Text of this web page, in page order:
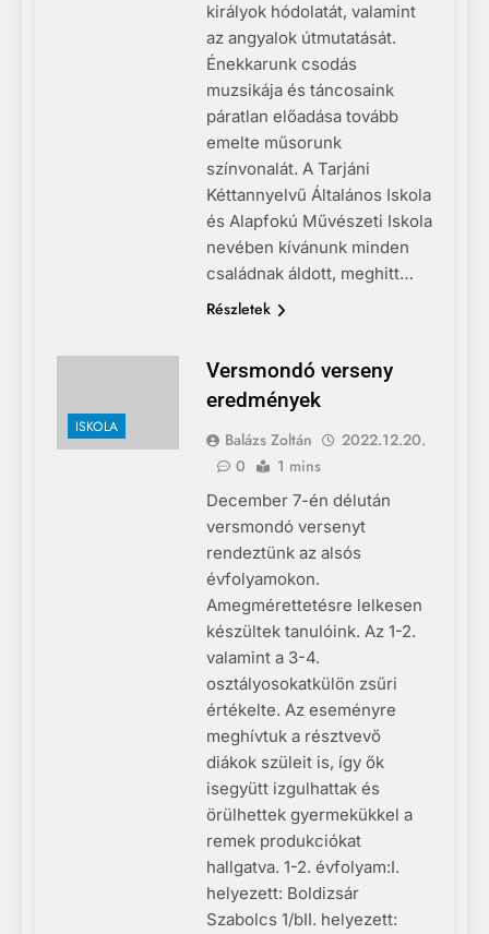
királyok hódolatát, valamint
az angyalok útmutatását.
Énekkarunk csodás
muzsikája és táncosaink
páratlan előadása tovább
emelte műsorunk
színvonalát. A Tarjáni
Kéttannyelvű Általános Iskola
és Alapfokú Művészeti Iskola
nevében kívánunk minden
családnak áldott, meghitt…
Részletek
ISKOLA
Versmondó verseny
eredmények
Balázs Zoltán
2022.12.20.
0
1 mins
December 7-én délután
versmondó versenyt
rendeztünk az alsós
évfolyamokon.
Amegmérettetésre lelkesen
készültek tanulóink. Az 1-2.
valamint a 3-4.
osztályosokatkülön zsűri
értékelte. Az eseményre
meghívtuk a résztvevő
diákok szüleit is, így ők
isegyütt izgulhattak és
örülhettek gyermekükkel a
remek produkciókat
hallgatva. 1-2. évfolyam:I.
helyezett: Boldizsár
Szabolcs 1/bII. helyezett: